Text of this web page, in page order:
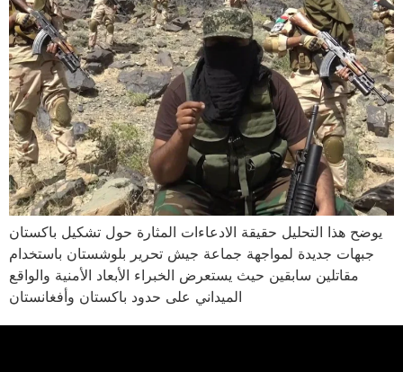
يوضح هذا التحليل حقيقة الادعاءات المثارة حول تشكيل باكستان
جبهات جديدة لمواجهة جماعة جيش تحرير بلوشستان باستخدام
مقاتلين سابقين حيث يستعرض الخبراء الأبعاد الأمنية والواقع
الميداني على حدود باكستان وأفغانستان